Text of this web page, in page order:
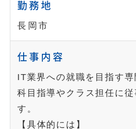
勤務地
長岡市
仕事内容
IT業界への就職を目指す
科目指導やクラス担任に従
す。
【具体的には】